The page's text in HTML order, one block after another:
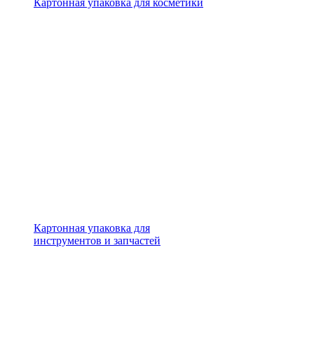
Картонная упаковка для
инструментов и запчастей